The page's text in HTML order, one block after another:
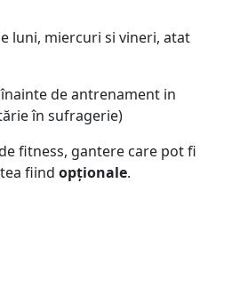
luni, miercuri si vineri, atat
de antrenament in
în sufragerie)
fitness, gantere care pot fi
fiind opționale.